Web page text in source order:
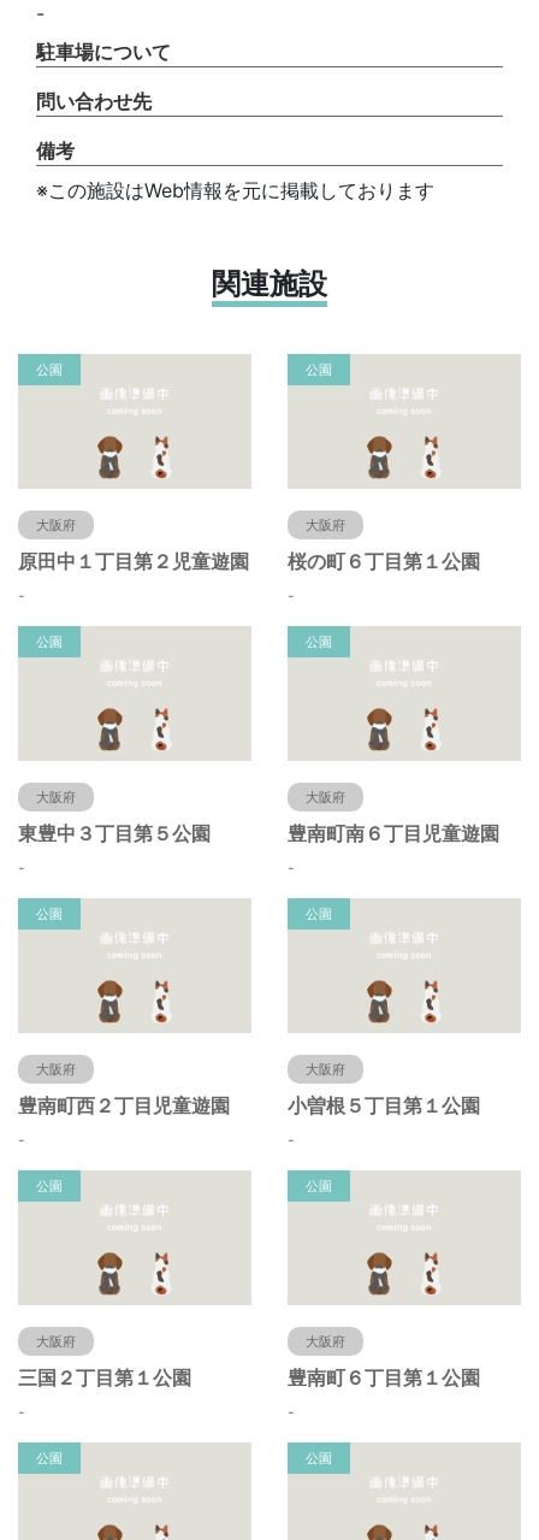
-
駐車場について
問い合わせ先
備考
※この施設はWeb情報を元に掲載しております
関連施設
公園
大阪府
原田中１丁目第２児童遊園
-
公園
大阪府
桜の町６丁目第１公園
-
公園
大阪府
東豊中３丁目第５公園
-
公園
大阪府
豊南町南６丁目児童遊園
-
公園
大阪府
豊南町西２丁目児童遊園
-
公園
大阪府
小曽根５丁目第１公園
-
公園
大阪府
三国２丁目第１公園
-
公園
大阪府
豊南町６丁目第１公園
-
公園 公園